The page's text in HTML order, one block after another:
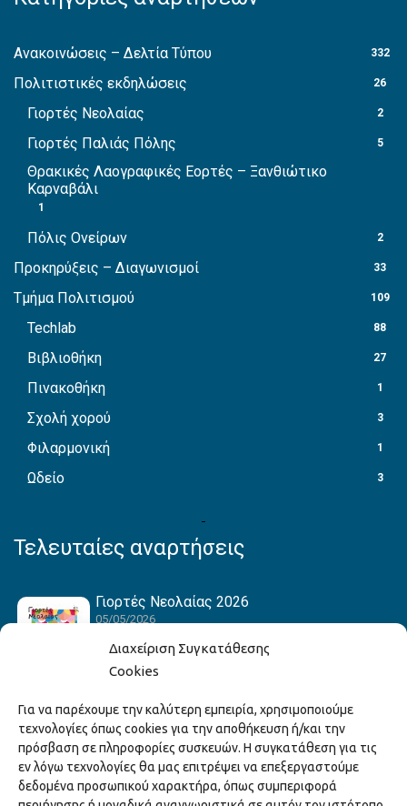
Διαχείριση Συγκατάθεσης
Cookies
Για να παρέχουμε την καλύτερη εμπειρία, χρησιμοποιούμε
τεχνολογίες όπως cookies για την αποθήκευση ή/και την
πρόσβαση σε πληροφορίες συσκευών. Η συγκατάθεση για τις
εν λόγω τεχνολογίες θα μας επιτρέψει να επεξεργαστούμε
δεδομένα προσωπικού χαρακτήρα, όπως συμπεριφορά
Ανακοινώσεις – Δελτία Τύπου 332
Πολιτιστικές εκδηλώσεις 26
Γιορτές Νεολαίας 2
Γιορτές Παλιάς Πόλης 5
Θρακικές Λαογραφικές Εορτές – Ξανθιώτικο
Καρναβάλι
1
Πόλις Ονείρων 2
Προκηρύξεις – Διαγωνισμοί 33
Τμήμα Πολιτισμού 109
Techlab 88
Βιβλιοθήκη 27
Πινακοθήκη 1
Σχολή χορού 3
Φιλαρμονική 1
Ωδείο 3
Τελευταίες αναρτήσεις
Γιορτές Νεολαίας 2026
05/05/2026
Hack the Match: Γνωρίζοντας τα Αμερικανικά
Αθλήματα! Δημιουργώντας το Δικό σου
Game Story!
22/04/2026